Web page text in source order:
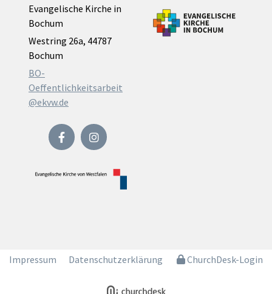
Evangelische Kirche in
Bochum
Westring 26a, 44787
Bochum
BO-
Oeffentlichkeitsarbeit
@ekvw.de
Impressum Datenschutzerklärung ChurchDesk-Login